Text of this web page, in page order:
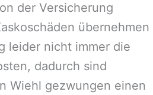
der Versicherung
übernehmen
leider nicht immer die
dadurch sind
Wiehl gezwungen einen